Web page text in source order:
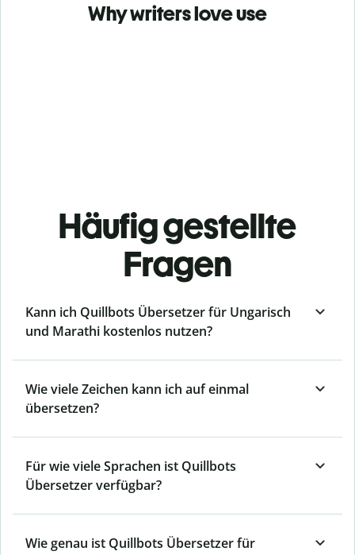
Why writers love use
Häufig gestellte
Fragen
Kann ich Quillbots Übersetzer für Ungarisch
und Marathi kostenlos nutzen?
Wie viele Zeichen kann ich auf einmal
übersetzen?
Für wie viele Sprachen ist Quillbots
Übersetzer verfügbar?
Wie genau ist Quillbots Übersetzer für